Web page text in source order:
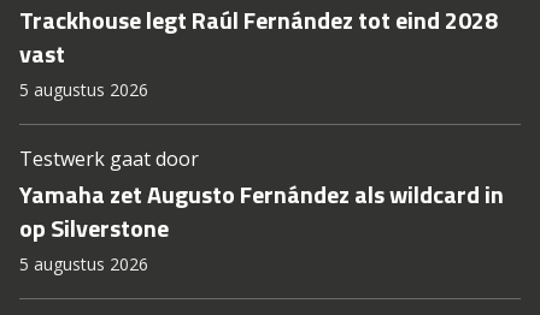
Trackhouse legt Raúl Fernández tot eind 2028
vast
5 augustus 2026
Testwerk gaat door
Yamaha zet Augusto Fernández als wildcard in
op Silverstone
5 augustus 2026